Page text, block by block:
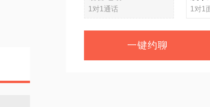
1对1通话
1对1
一键约聊